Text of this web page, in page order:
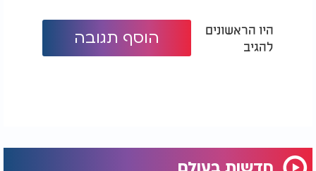
היו הראשונים
להגיב
הוסף תגובה